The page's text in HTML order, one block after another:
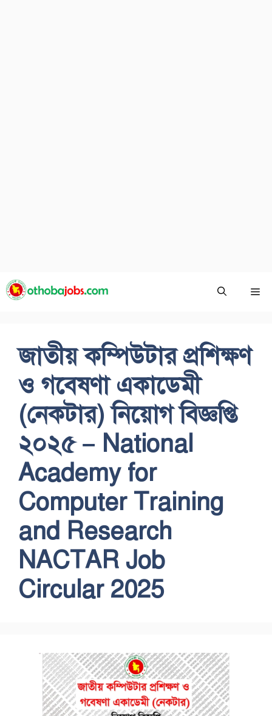
Skip
to
জাতীয় কম্পিউটার প্রশিক্ষণ
ও গবেষণা একাডেমী
(নেকটার) নিয়োগ বিজ্ঞপ্তি
২০২৫ – National
Academy for
Computer Training
and Research
NACTAR Job
Circular 2025